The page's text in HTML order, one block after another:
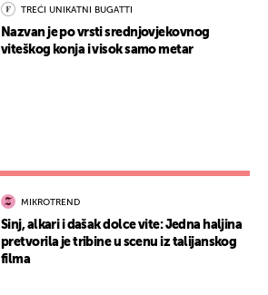
TREĆI UNIKATNI BUGATTI
Nazvan je po vrsti srednjovjekovnog
viteškog konja i visok samo metar
MIKROTREND
Sinj, alkari i dašak dolce vite: Jedna haljina
pretvorila je tribine u scenu iz talijanskog
filma